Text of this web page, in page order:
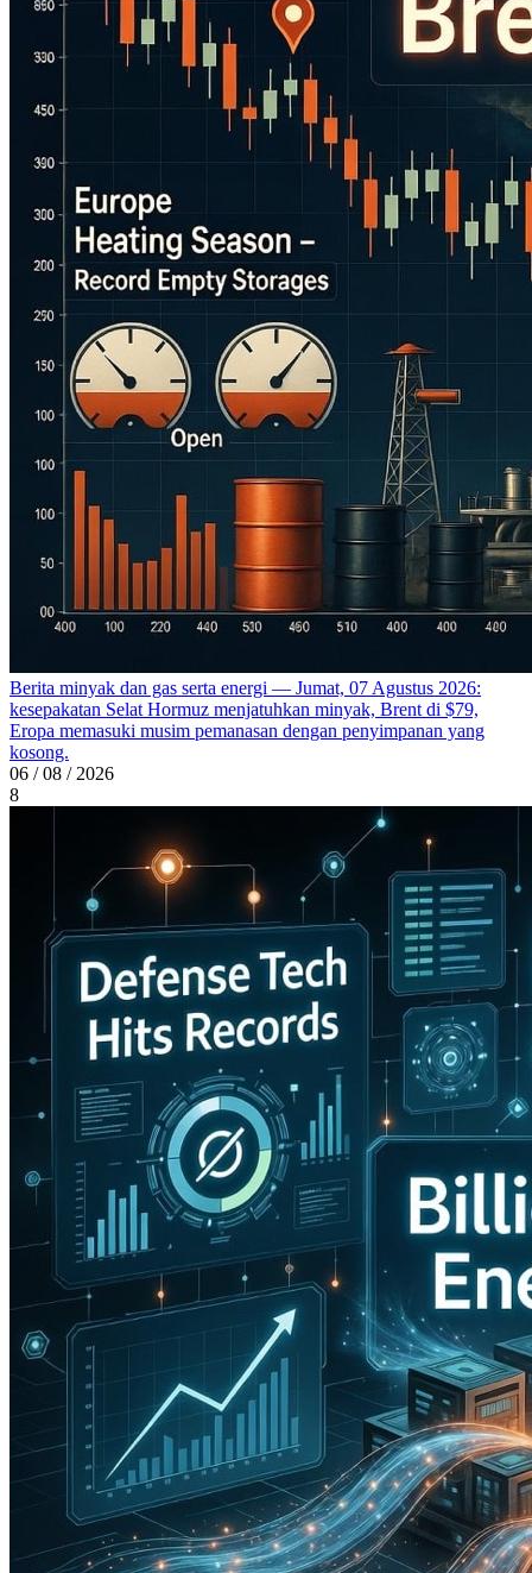
Berita minyak dan gas serta energi — Jumat, 07 Agustus 2026:
kesepakatan Selat Hormuz menjatuhkan minyak, Brent di $79,
Eropa memasuki musim pemanasan dengan penyimpanan yang
kosong.
06 / 08 / 2026
8